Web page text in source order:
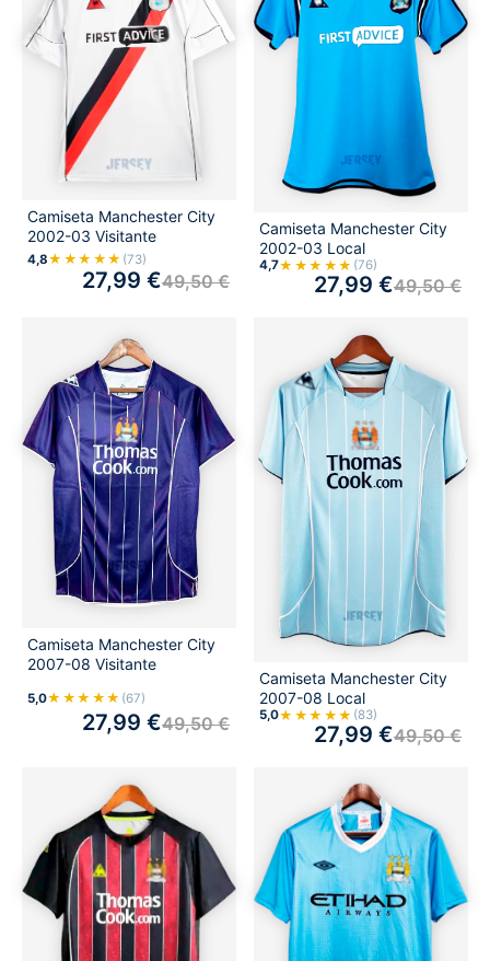
Camiseta Manchester City
2002-03 Visitante
4,8★★★★★ (73)
49,50€
27,99 €
Camiseta Manchester City
2002-03 Local
4,7★★★★★ (76)
49,50€
27,99 €
Camiseta Manchester City
2007-08 Visitante
5,0★★★★★ (67)
49,50€
27,99 €
Camiseta Manchester City
2007-08 Local
5,0★★★★★ (83)
49,50€
27,99 €